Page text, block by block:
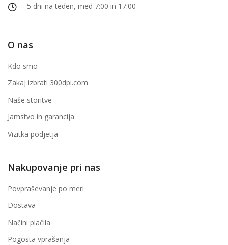
5 dni na teden, med 7:00 in 17:00
O nas
Kdo smo
Zakaj izbrati 300dpi.com
Naše storitve
Jamstvo in garancija
Vizitka podjetja
Nakupovanje pri nas
Povpraševanje po meri
Dostava
Načini plačila
Pogosta vprašanja